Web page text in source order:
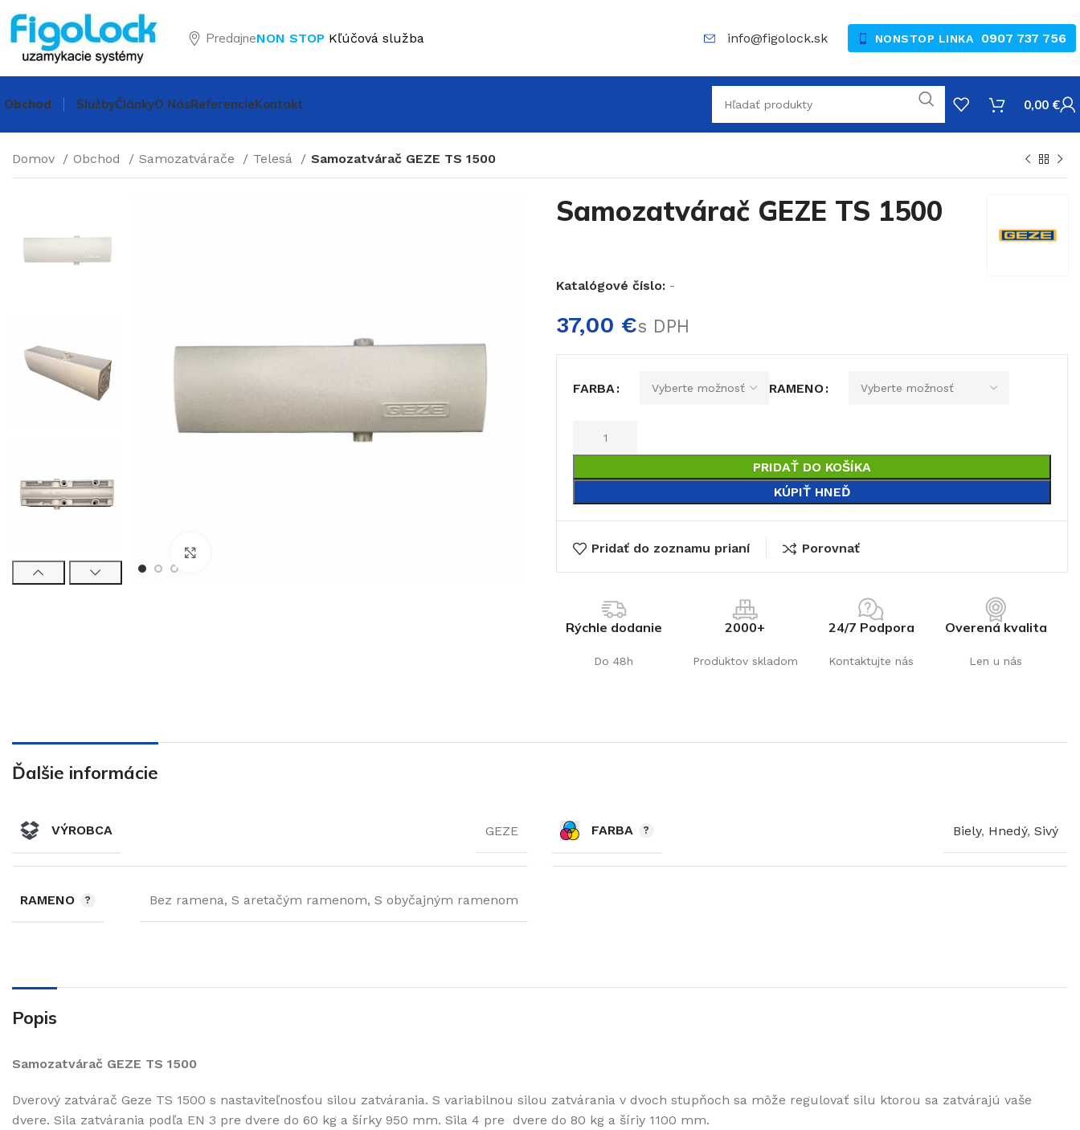
PredajneNON STOP Kľúčová služba info@figolock.sk NONSTOP LINKA 0907 737 756
Obchod SlužbyČlánkyO NásReferencieKontakt 0,00 €
Domov Obchod Samozatvárače Telesá Samozatvárač GEZE TS 1500
Samozatvárač GEZE TS 1500
Katalógové číslo: -
€
FARBA RAMENO
PRIDAŤ DO KOŠÍKA
KÚPIŤ HNEĎ
Pridať do zoznamu prianí Porovnať
Rýchle dodanie
Do 48h
2000+
Produktov skladom
24/7 Podpora
Kontaktujte nás
Overená kvalita
Len u nás
Ďalšie informácie
VÝROBCA GEZE FARBA Biely, Hnedý, Sivý
RAMENO Bez ramena, S aretačým ramenom, S obyčajným ramenom
Popis
Samozatvárač GEZE TS 1500
Dverový zatvárač Geze TS 1500 s nastaviteľnosťou silou zatvárania. S variabilnou silou zatvárania v dvoch stupňoch sa môže regulovať silu ktorou sa zatvárajú vaše
dvere. Sila zatvárania podľa EN 3 pre dvere do 60 kg a šírky 950 mm. Sila 4 pre dvere do 80 kg a šíriy 1100 mm.